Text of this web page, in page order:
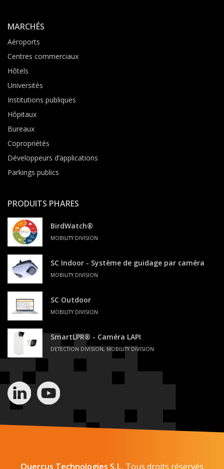
MARCHÉS
Aéroports
Centres commerciaux
Hôtels
Universités
Institutions publiques
Hôpitaux
Bureaux
Copropriétés
Développeurs d’applications
Parkings publics
PRODUITS PHARES
BirdWatch®
MOBILITY DIVISION
SC Indoor - Système de guidage par caméra
MOBILITY DIVISION
SC Outdoor
MOBILITY DIVISION
SmartLPR® - Caméra LAPI
DETECTION DIVISION, MOBILITY DIVISION
Quercus Technologies S.L. Tous droits réservés